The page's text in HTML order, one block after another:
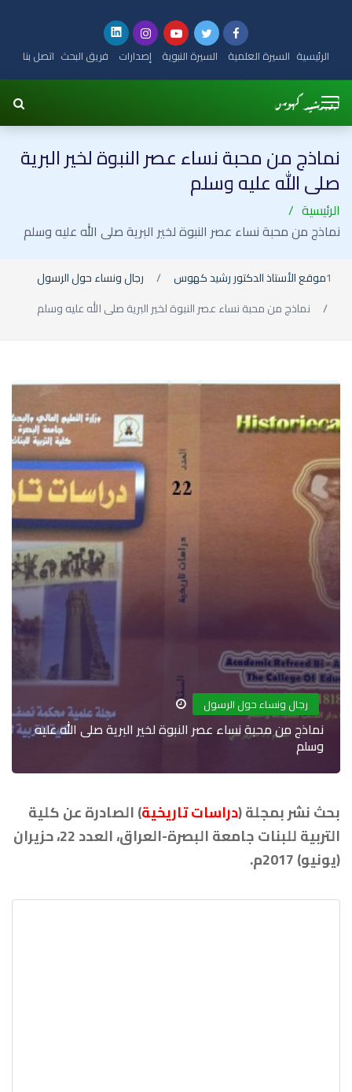
الرئيسية السيرة العلمية السيرة النبوية إصدارات فريق البحث اتصل بنا
نماذج من محبة نساء عصر النبوة لخير البرية
صلى الله عليه وسلم
الرئيسية
نماذج من محبة نساء عصر النبوة لخير البرية صلى الله عليه وسلم
موقع الأستاذ الدكتور رشيد كهوس
رجال ونساء حول الرسول
نماذج من محبة نساء عصر النبوة لخير البرية صلى الله عليه وسلم
رجال ونساء حول الرسول
نماذج من محبة نساء عصر النبوة لخير البرية صلى الله عليه
وسلم
بحث نشر بمجلة (دراسات تاريخية) الصادرة عن كلية
التربية للبنات جامعة البصرة-العراق، العدد 22، حزيران
(يونيو) 2017م.